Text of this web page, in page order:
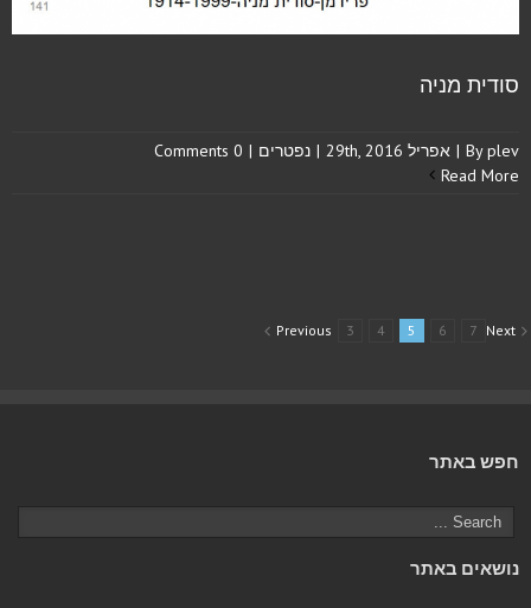
סודית מניה
Byplev
| אפריל 29th, 2016 | נפטרים |
0 Comments
Read More
Previous 3 4 5 6 7 Next
חפש באתר
נושאים באתר